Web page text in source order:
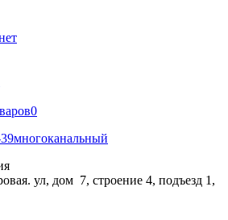
0
многоканальный
ул, дом 7, строение 4, подъезд 1,